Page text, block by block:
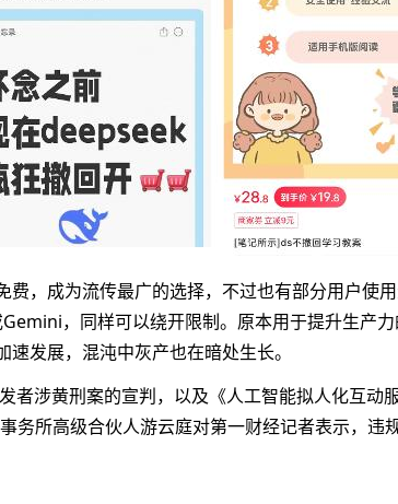
，成为流传最广的选择，不过也有部分用户使
，同样可以绕开限制。原本用于提升生产
发展，混沌中灰产也在暗处生长。
涉黄刑案的宣判，以及《人工智能拟人化互动
务所高级合伙人游云庭对第一财经记者表示，违